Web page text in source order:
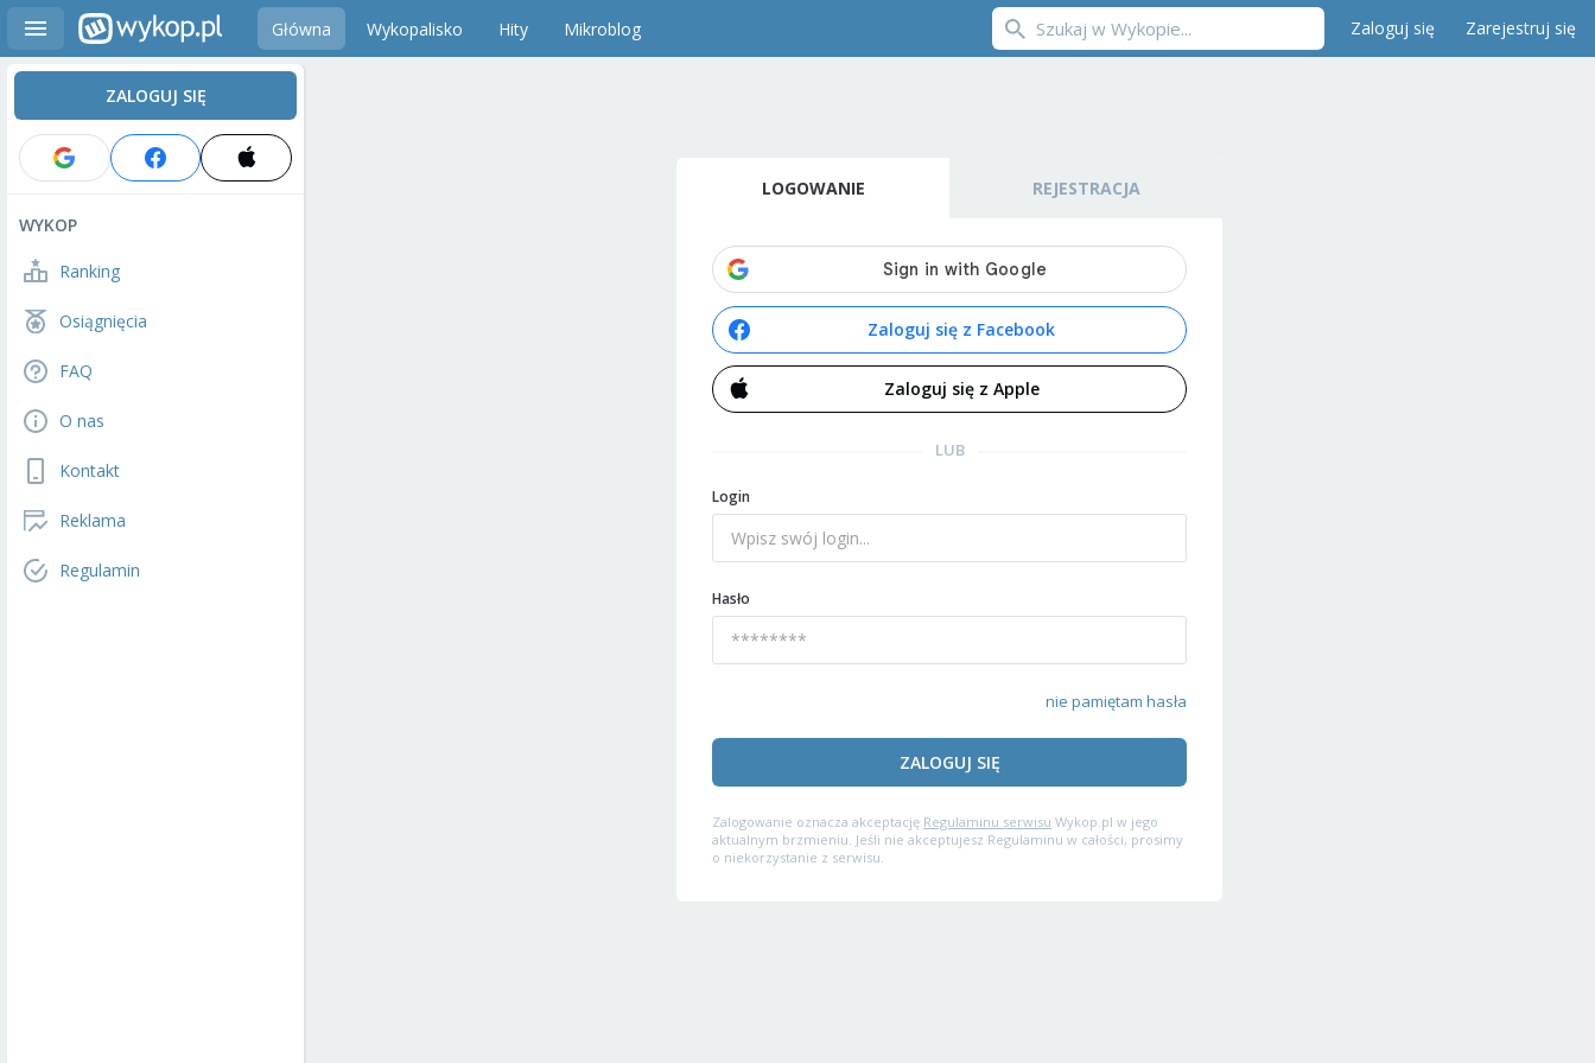
Główna Wykopalisko Hity Mikroblog Zaloguj się Zarejestruj się
ZALOGUJ SIĘ
WYKOP
Ranking
Osiągnięcia
FAQ
O nas
Kontakt
Reklama
Regulamin
LOGOWANIE REJESTRACJA
Zaloguj się z Facebook
Zaloguj się z Apple
LUB
Login
Hasło
nie pamiętam hasła
ZALOGUJ SIĘ
Zalogowanie oznacza akceptację Regulaminu serwisu Wykop.pl w jego
aktualnym brzmieniu. Jeśli nie akceptujesz Regulaminu w całości, prosimy
o niekorzystanie z serwisu.